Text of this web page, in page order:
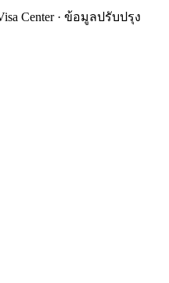
Center · ข้อมูลปรับปรุง